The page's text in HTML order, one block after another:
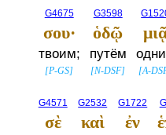
G4675
σου·
твоим;
[P-GS]
G3598
ὁδῷ
путём
[N-DSF] [A-
G4571
σὲ
G2532
καὶ
G1722
ἐν